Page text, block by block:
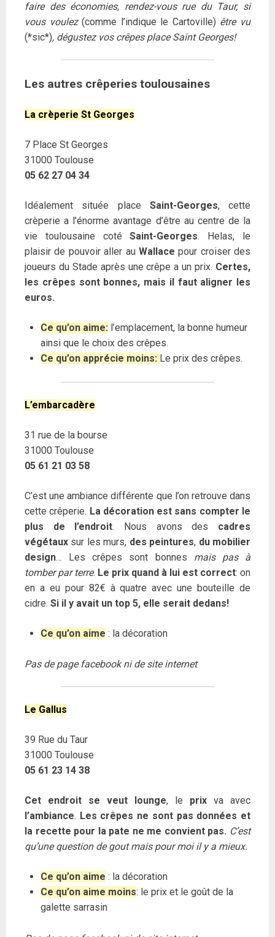
faire des économies, rendez-vous rue du Taur, si
vous voulez(comme l’indique le Cartoville) être vu
(*sic*), dégustez vos crêpes place Saint Georges!
Les autres crêperies toulousaines
La crèperie St Georges
7 Place St Georges
31000 Toulouse
05 62 27 04 34
Idéalement située place Saint-Georges, cette
crèperie a l’énorme avantage d’être au centre de la
vie toulousaine cotéSaint-Georges. Helas, le
plaisir de pouvoir aller au Wallacepour croiser des
joueurs du Stade après une crêpe a un prix. Certes,
les crêpes sont bonnes, mais il faut aligner les
euros.
Ce qu’on aime: l’emplacement, la bonne humeur
ainsi que le choix des crêpes.
Ce qu’on apprécie moins: Le prix des crêpes.
L’embarcadère
31 rue de la bourse
31000 Toulouse
05 61 21 03 58
C’est une ambiance différente que l’on retrouve dans
cette crêperie. La décoration est sans compter le
plus de l’endroit. Nous avons des cadres
végétaux sur les murs, des peintures, du mobilier
design… Les crêpes sont bonnes mais pas à
tomber par terre. Le prix quand à lui est correct: on
en a eu pour 82€ à quatre avec une bouteille de
cidre. Si il y avait un top 5, elle serait dedans!
Ce qu’on aime : la décoration
Pas de page facebook ni de site internet
Le Gallus
39 Rue du Taur
31000 Toulouse
05 61 23 14 38
Cet endroit se veut lounge, le prix va avec
l’ambiance. Les crêpes ne sont pas données et
la recette pour la pate ne me convient pas. C’est
qu’une question de gout mais pour moi il y a mieux.
Ce qu’on aime : la décoration
Ce qu’on aime moins: le prix et le goût de la
galette sarrasin